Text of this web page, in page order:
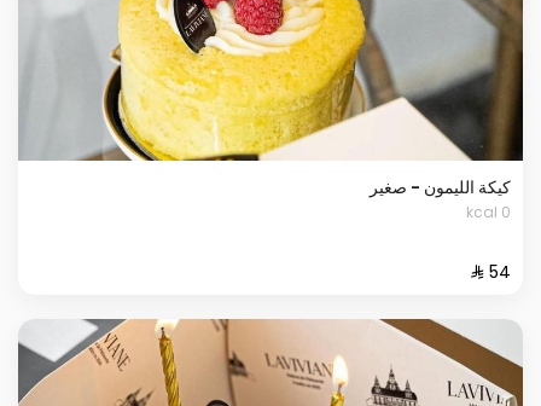
كيكة الليمون - صغير
0 kcal